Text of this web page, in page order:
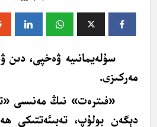
سۇلەيمانىيە ۋەخپى، دىن
مەركىزى.
«فىترەت» نىڭ مەنىسى
دېگەن بولۇپ، تەبىئەتتىكى